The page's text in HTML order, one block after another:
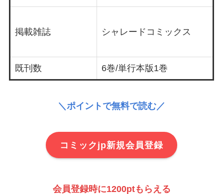
掲載雑誌 シャレードコミックス
既刊数 6巻/単行本版1巻
＼ポイントで無料で読む／
コミックjp新規会員登録
会員登録時に1200ptもらえる